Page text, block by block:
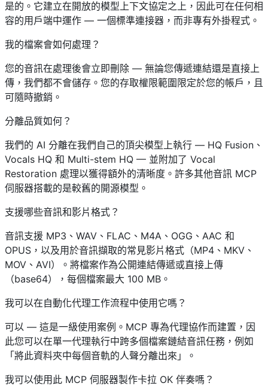
是的。它建立在開放的模型上下文協定之上，因此可在任何相
容的用戶端中運作 — 一個標準連接器，而非專有外掛程式。
我的檔案會如何處理？
您的音訊在處理後會立即刪除 — 無論您傳遞連結還是直接上
傳，我們都不會儲存。您的存取權限範圍限定於您的帳戶，且
可隨時撤銷。
分離品質如何？
我們的 AI 分離在我們自己的頂尖模型上執行 — HQ Fusion、
Vocals HQ 和 Multi-stem HQ — 並附加了 Vocal
Restoration 處理以獲得額外的清晰度。許多其他音訊 MCP
伺服器搭載的是較舊的開源模型。
支援哪些音訊和影片格式？
音訊支援 MP3、WAV、FLAC、M4A、OGG、AAC 和
OPUS，以及用於音訊擷取的常見影片格式（MP4、MKV、
MOV、AVI）。將檔案作為公開連結傳遞或直接上傳
（base64），每個檔案最大 100 MB。
我可以在自動化代理工作流程中使用它嗎？
可以 — 這是一級使用案例。MCP 專為代理協作而建置，因
此您可以在單一代理執行中跨多個檔案鏈結音訊任務，例如
「將此資料夾中每個音軌的人聲分離出來」。
我可以使用此 MCP 伺服器製作卡拉 OK 伴奏嗎？